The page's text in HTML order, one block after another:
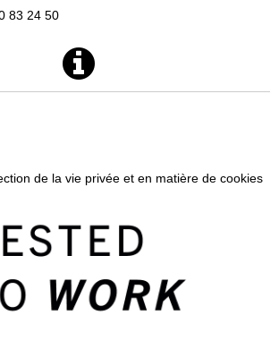
83 24 50
de la vie privée et en matière de cookies